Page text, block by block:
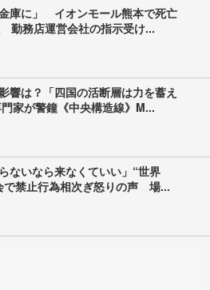
金庫に」 イオンモール熊本で死亡
勤務店運営会社の指示受け...
響は？「四国の活断層は力を蓄え
家が警鐘《中央構造線》M...
ないなら来なくていい」“世界
で禁止行為相次ぎ怒りの声 場...